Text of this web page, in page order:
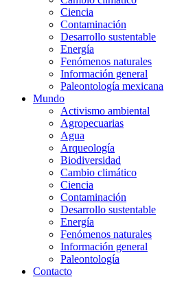
Ciencia
Contaminación
Desarrollo sustentable
Energía
Fenómenos naturales
Información general
Paleontología mexicana
Mundo
Activismo ambiental
Agropecuarias
Agua
Arqueología
Biodiversidad
Cambio climático
Ciencia
Contaminación
Desarrollo sustentable
Energía
Fenómenos naturales
Información general
Paleontología
Contacto